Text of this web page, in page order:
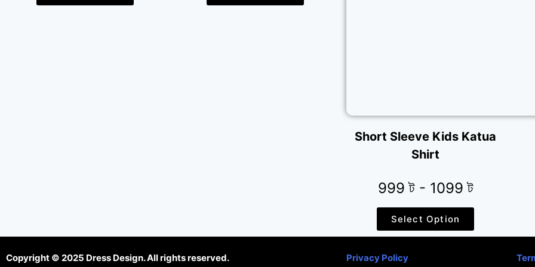
Short Sleeve Kids Katua
Shirt
999 ট - 1099 ট
Select Option
Copyright © 2025 Dress Design. All rights reserved. Privacy Policy